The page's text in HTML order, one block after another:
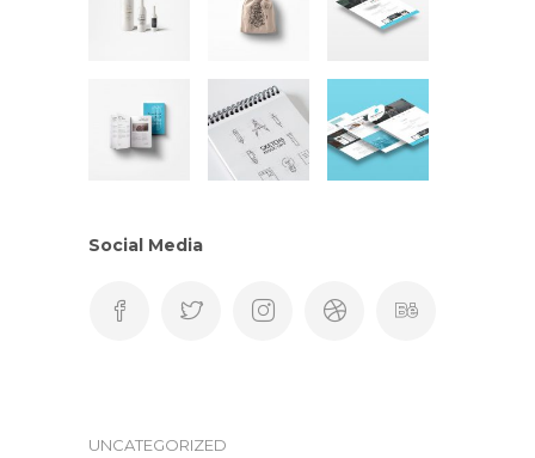
Social Media
UNCATEGORIZED